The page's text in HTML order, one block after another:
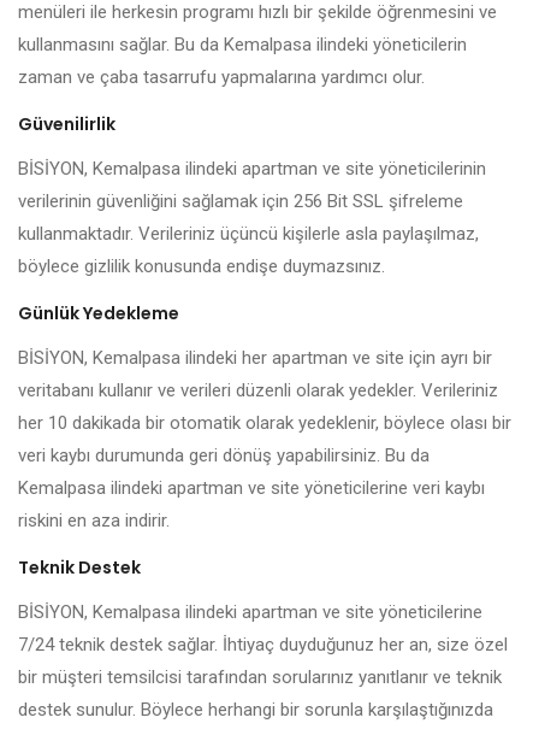
menüleri ile herkesin programı hızlı bir şekilde öğrenmesini ve
kullanmasını sağlar. Bu da Kemalpasa ilindeki yöneticilerin
zaman ve çaba tasarrufu yapmalarına yardımcı olur.
Güvenilirlik
BİSİYON, Kemalpasa ilindeki apartman ve site yöneticilerinin
verilerinin güvenliğini sağlamak için 256 Bit SSL şifreleme
kullanmaktadır. Verileriniz üçüncü kişilerle asla paylaşılmaz,
böylece gizlilik konusunda endişe duymazsınız.
Günlük Yedekleme
BİSİYON, Kemalpasa ilindeki her apartman ve site için ayrı bir
veritabanı kullanır ve verileri düzenli olarak yedekler. Verileriniz
her 10 dakikada bir otomatik olarak yedeklenir, böylece olası bir
veri kaybı durumunda geri dönüş yapabilirsiniz. Bu da
Kemalpasa ilindeki apartman ve site yöneticilerine veri kaybı
riskini en aza indirir.
Teknik Destek
BİSİYON, Kemalpasa ilindeki apartman ve site yöneticilerine
7/24 teknik destek sağlar. İhtiyaç duyduğunuz her an, size özel
bir müşteri temsilcisi tarafından sorularınız yanıtlanır ve teknik
destek sunulur. Böylece herhangi bir sorunla karşılaştığınızda